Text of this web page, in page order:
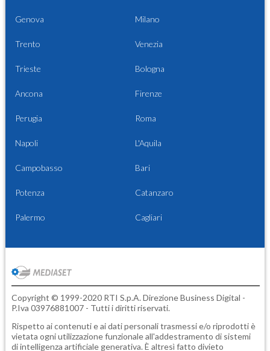
Genova Milano
Trento Venezia
Trieste Bologna
Ancona Firenze
Perugia Roma
Napoli L'Aquila
Campobasso Bari
Potenza Catanzaro
Palermo Cagliari
Copyright © 1999-2020 RTI S.p.A. Direzione Business Digital -
P.Iva 03976881007 - Tutti i diritti riservati.
Rispetto ai contenuti e ai dati personali trasmessi e/o riprodotti è
vietata ogni utilizzazione funzionale all'addestramento di sistemi
di intelligenza artificiale generativa. È altresì fatto divieto